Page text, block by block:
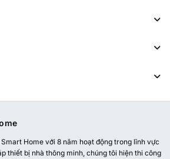
Home với 8 năm hoạt động trong lĩnh vực
thiết bị nhà thông minh, chúng tôi hiện thi công